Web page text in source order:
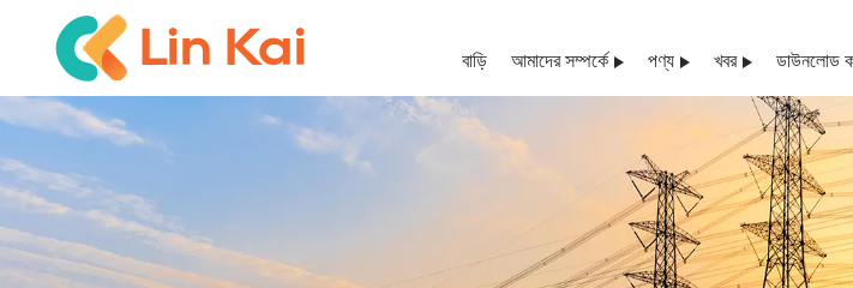
বাড়ি আমাদের সম্পর্কে পণ্য খবর ডাউনলোড